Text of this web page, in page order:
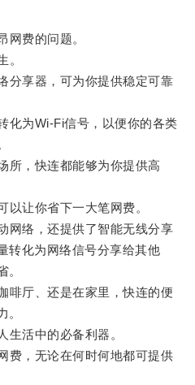
费的问题。
享器，可为你提供稳定可靠
为Wi-Fi信号，以便你的各类
，快连都能够为你提供高
让你省下一大笔网费。
络，还提供了智能无线分享
转化为网络信号分享给其他
。
厅、还是在家里，快连的便
。
活中的必备利器。
，无论在何时何地都可提供